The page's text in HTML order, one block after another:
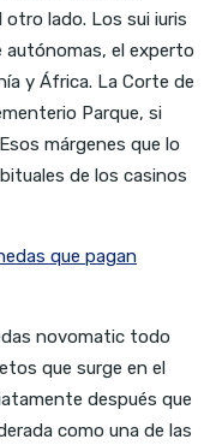
otro lado. Los sui iuris
autónomas, el experto
y África. La Corte de
Parque, si
márgenes que lo
de los casinos
que pagan
novomatic todo
que surge en el
después que
como una de las